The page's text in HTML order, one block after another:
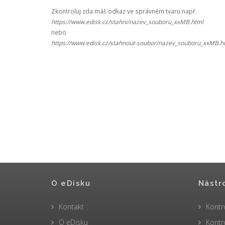
Zkontroluj zda máš odkaz ve správném tvaru např.
https://www.edisk.cz/stahni/nazev_souboru_xxMB.html
nebo
https://www.edisk.cz/stahnout-soubor/
O eDisku
Kontakt
O eDisku